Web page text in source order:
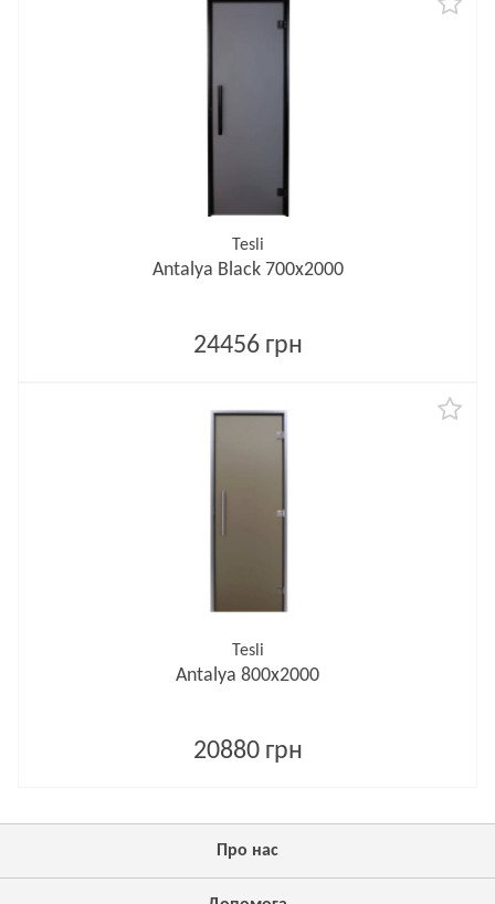
Tesli
Antalya Black 700х2000
24456 грн
Tesli
Antalya 800х2000
20880 грн
Про нас